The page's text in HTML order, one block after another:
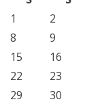
1
2
8
9
15
16
22
23
29 30